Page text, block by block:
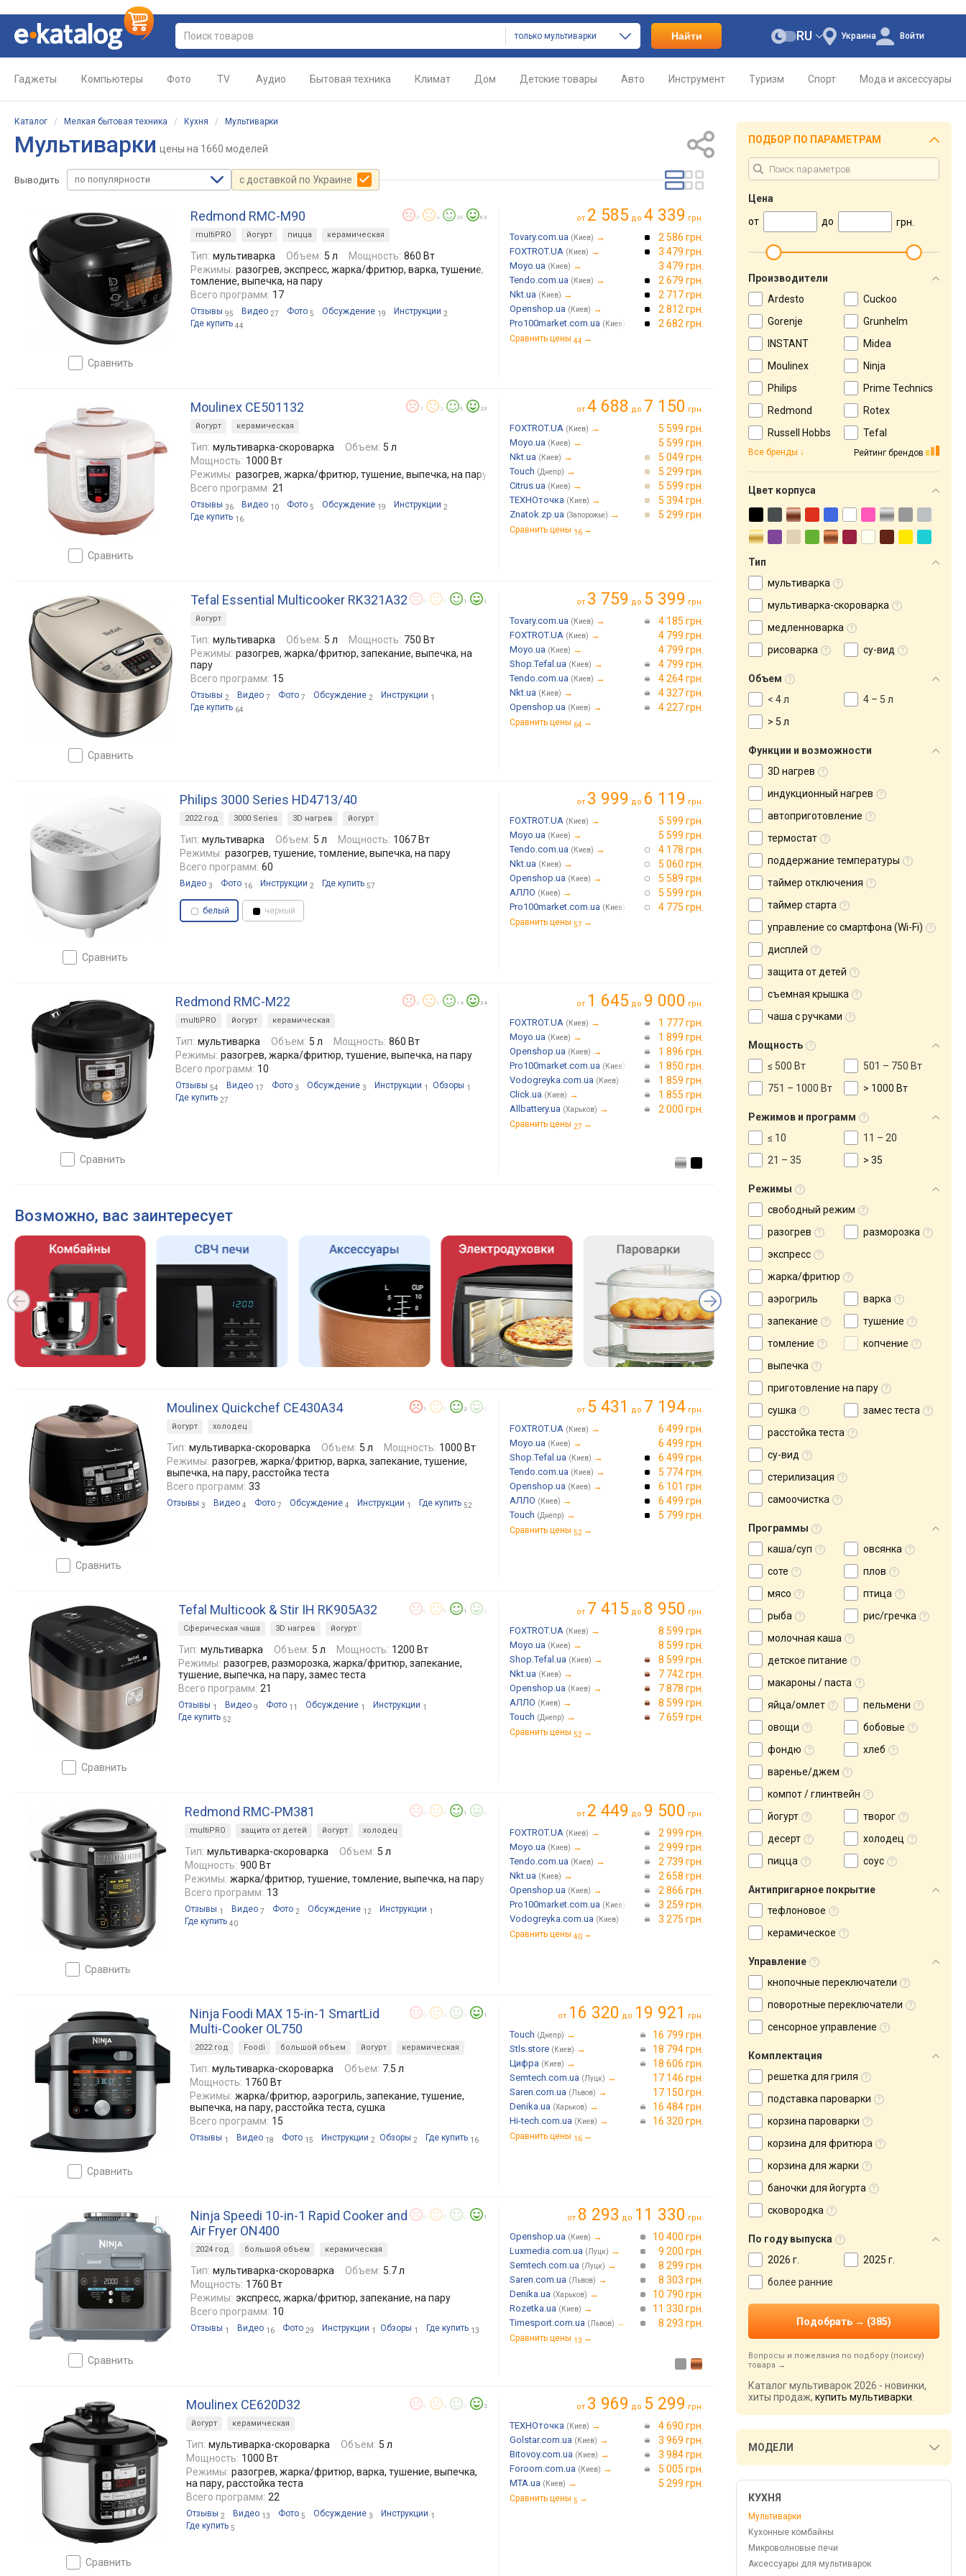
только мультиварки Найти Украина
RU Войти
Гаджеты Компьютеры Фото TV Аудио Бытовая техника Климат Дом Детские товары Авто Инструмент Туризм Спорт Мода и аксессуары
Каталог / Мелкая бытовая техника / Кухня / Мультиварки
Мультиварки цены на 1660 моделей
Выводить по популярности с доставкой по Украине
сравнить
Redmond RMC-M90 3 4 20 63
multiPRO йогурт пицца керамическая
Тип: мультиварка Объем: 5 л Мощность: 860 Вт
Режимы: разогрев, экспресс, жарка/фритюр, варка, тушение,
томление, выпечка, на пару
Всего программ: 17
Отзывы 95 Видео 27 Фото 5 Обсуждение 19 Инструкции 2
Где купить 44
от 2 585 до 4 339 грн.
Tovary.com.ua (Киев) → 2 586 грн.
FOXTROT.UA (Киев) → 3 479 грн.
Moyo.ua (Киев) → 3 479 грн.
Tendo.com.ua (Киев) → 2 679 грн.
Nkt.ua (Киев) → 2 717 грн.
Openshop.ua (Киев) → 2 812 грн.
Pro100market.com.ua (Киев) 2 682 грн.
Сравнить цены 44 →
сравнить
Moulinex CE501132 3 2 6 23
йогурт керамическая
Тип: мультиварка-скороварка Объем: 5 л
Мощность: 1000 Вт
Режимы: разогрев, жарка/фритюр, тушение, выпечка, на пару
Всего программ: 21
Отзывы 36 Видео 10 Фото 5 Обсуждение 19 Инструкции 2
Где купить 16
от 4 688 до 7 150 грн.
FOXTROT.UA (Киев) → 5 599 грн.
Moyo.ua (Киев) → 5 599 грн.
Nkt.ua (Киев) → 5 049 грн.
Touch (Днепр) → 5 299 грн.
Citrus.ua (Киев) → 5 599 грн.
ТЕХНОточка (Киев) → 5 394 грн.
Znatok.zp.ua (Запорожье) → 5 299 грн.
Сравнить цены 16 →
сравнить
Tefal Essential Multicooker RK321A32 1 1
йогурт
Тип: мультиварка Объем: 5 л Мощность: 750 Вт
Режимы: разогрев, жарка/фритюр, запекание, выпечка, на
пару
Всего программ: 15
Отзывы 2 Видео 7 Фото 7 Обсуждение 2 Инструкции 1
Где купить 64
от 3 759 до 5 399 грн.
Tovary.com.ua (Киев) → 4 185 грн.
FOXTROT.UA (Киев) → 4 799 грн.
Moyo.ua (Киев) → 4 799 грн.
Shop.Tefal.ua (Киев) → 4 799 грн.
Tendo.com.ua (Киев) → 4 264 грн.
Nkt.ua (Киев) → 4 327 грн.
Openshop.ua (Киев) → 4 227 грн.
Сравнить цены 64 →
сравнить
Philips 3000 Series HD4713/40
2022 год 3000 Series 3D нагрев йогурт
Тип: мультиварка Объем: 5 л Мощность: 1067 Вт
Режимы: разогрев, тушение, томление, выпечка, на пару
Всего программ: 60
Видео 3 Фото 16 Инструкции 2 Где купить 57
белый черный
от 3 999 до 6 119 грн.
FOXTROT.UA (Киев) → 5 599 грн.
Moyo.ua (Киев) → 5 599 грн.
Tendo.com.ua (Киев) → 4 178 грн.
Nkt.ua (Киев) → 5 060 грн.
Openshop.ua (Киев) → 5 589 грн.
АЛЛО (Киев) → 5 599 грн.
Pro100market.com.ua (Киев) 4 775 грн.
Сравнить цены 57 →
сравнить
Redmond RMC-M22 3 1 14 34
multiPRO йогурт керамическая
Тип: мультиварка Объем: 5 л Мощность: 860 Вт
Режимы: разогрев, жарка/фритюр, тушение, выпечка, на пару
Всего программ: 10
Отзывы 54 Видео 17 Фото 3 Обсуждение 3 Инструкции 1 Обзоры 1
Где купить 27
от 1 645 до 9 000 грн.
FOXTROT.UA (Киев) → 1 777 грн.
Moyo.ua (Киев) → 1 899 грн.
Openshop.ua (Киев) → 1 896 грн.
Pro100market.com.ua (Киев) 1 850 грн.
Vodogreyka.com.ua (Киев) → 1 859 грн.
Click.ua (Киев) → 1 855 грн.
Allbattery.ua (Харьков) → 2 000 грн.
Сравнить цены 27 →
Возможно, вас заинтересует
сравнить
Moulinex Quickchef CE430A34 1 2
йогурт холодец
Тип: мультиварка-скороварка Объем: 5 л Мощность: 1000 Вт
Режимы: разогрев, жарка/фритюр, варка, запекание, тушение,
выпечка, на пару, расстойка теста
Всего программ: 33
Отзывы 3 Видео 4 Фото 7 Обсуждение 4 Инструкции 1 Где купить 52
от 5 431 до 7 194 грн.
FOXTROT.UA (Киев) → 6 499 грн.
Moyo.ua (Киев) → 6 499 грн.
Shop.Tefal.ua (Киев) → 6 499 грн.
Tendo.com.ua (Киев) → 5 774 грн.
Openshop.ua (Киев) → 6 101 грн.
АЛЛО (Киев) → 6 499 грн.
Touch (Днепр) → 5 799 грн.
Сравнить цены 52 →
сравнить
Tefal Multicook & Stir IH RK905A32 1
Сферическая чаша 3D нагрев йогурт
Тип: мультиварка Объем: 5 л Мощность: 1200 Вт
Режимы: разогрев, разморозка, жарка/фритюр, запекание,
тушение, выпечка, на пару, замес теста
Всего программ: 21
Отзывы 1 Видео 9 Фото 11 Обсуждение 1 Инструкции 1
Где купить 52
от 7 415 до 8 950 грн.
FOXTROT.UA (Киев) → 8 599 грн.
Moyo.ua (Киев) → 8 599 грн.
Shop.Tefal.ua (Киев) → 8 599 грн.
Nkt.ua (Киев) → 7 742 грн.
Openshop.ua (Киев) → 7 878 грн.
АЛЛО (Киев) → 8 599 грн.
Touch (Днепр) → 7 659 грн.
Сравнить цены 52 →
сравнить
Redmond RMC-PM381 1
multiPRO защита от детей йогурт холодец
Тип: мультиварка-скороварка Объем: 5 л
Мощность: 900 Вт
Режимы: жарка/фритюр, тушение, томление, выпечка, на пару
Всего программ: 13
Отзывы 1 Видео 7 Фото 2 Обсуждение 12 Инструкции 1
Где купить 40
от 2 449 до 9 500 грн.
FOXTROT.UA (Киев) → 2 999 грн.
Moyo.ua (Киев) → 2 999 грн.
Tendo.com.ua (Киев) → 2 739 грн.
Nkt.ua (Киев) → 2 658 грн.
Openshop.ua (Киев) → 2 866 грн.
Pro100market.com.ua (Киев) 3 259 грн.
Vodogreyka.com.ua (Киев) → 3 275 грн.
Сравнить цены 40 →
сравнить
Ninja Foodi MAX 15-in-1 SmartLid
Multi-Cooker OL750
1
2022 год Foodi большой объем йогурт керамическая
Тип: мультиварка-скороварка Объем: 7.5 л
Мощность: 1760 Вт
Режимы: жарка/фритюр, аэрогриль, запекание, тушение,
выпечка, на пару, расстойка теста, сушка
Всего программ: 15
Отзывы 1 Видео 18 Фото 15 Инструкции 2 Обзоры 2 Где купить 16
от 16 320 до 19 921 грн.
Touch (Днепр) → 16 799 грн.
Stls.store (Киев) → 18 794 грн.
Цифра (Киев) → 18 606 грн.
Semtech.com.ua (Луцк) → 17 146 грн.
Saren.com.ua (Львов) → 17 150 грн.
Denika.ua (Харьков) → 16 484 грн.
Hi-tech.com.ua (Киев) → 16 320 грн.
Сравнить цены 16 →
сравнить
Ninja Speedi 10-in-1 Rapid Cooker and
Air Fryer ON400
1
2024 год большой объем керамическая
Тип: мультиварка-скороварка Объем: 5.7 л
Мощность: 1760 Вт
Режимы: экспресс, жарка/фритюр, запекание, на пару
Всего программ: 10
Отзывы 1 Видео 16 Фото 29 Инструкции 1 Обзоры 1 Где купить 13
от 8 293 до 11 330 грн.
Openshop.ua (Киев) → 10 400 грн.
Luxmedia.com.ua (Луцк) → 9 200 грн.
Semtech.com.ua (Луцк) → 8 299 грн.
Saren.com.ua (Львов) → 8 303 грн.
Denika.ua (Харьков) → 10 790 грн.
Rozetka.ua (Киев) → 11 330 грн.
Timesport.com.ua (Львов) → 8 293 грн.
Сравнить цены 13 →
сравнить
Moulinex CE620D32 2
йогурт керамическая
Тип: мультиварка-скороварка Объем: 5 л
Мощность: 1000 Вт
Режимы: разогрев, жарка/фритюр, варка, тушение, выпечка,
на пару, расстойка теста
Всего программ: 22
Отзывы 2 Видео 13 Фото 5 Обсуждение 3 Инструкции 1
Где купить 5
от 3 969 до 5 299 грн.
ТЕХНОточка (Киев) → 4 690 грн.
Golstar.com.ua (Киев) → 3 969 грн.
Bitovoy.com.ua (Киев) → 3 984 грн.
Foroom.com.ua (Киев) → 5 005 грн.
MTA.ua (Киев) → 5 299 грн.
Сравнить цены 5 →
ПОДБОР ПО ПАРАМЕТРАМ
Цена
от
до грн.
Производители
Ardesto
Cuckoo
Gorenje
Grunhelm
INSTANT
Midea
Moulinex
Ninja
Philips
Prime Technics
Redmond
Rotex
Russell Hobbs
Tefal
Рейтинг брендов
Все бренды
Цвет корпуса
Тип
мультиварка
мультиварка-скороварка
медленноварка
рисоварка
су-вид
Объем
< 4 л
4 – 5 л
> 5 л
Функции и возможности
3D нагрев
индукционный нагрев
автоприготовление
термостат
поддержание температуры
таймер отключения
таймер старта
управление со смартфона (Wi-Fi)
дисплей
защита от детей
съемная крышка
чаша с ручками
Мощность
≤ 500 Вт
501 – 750 Вт
751 – 1000 Вт
> 1000 Вт
Режимов и программ
≤ 10
11 – 20
21 – 35
> 35
Режимы
свободный режим
разогрев
разморозка
экспресс
жарка/фритюр
аэрогриль
варка
запекание
тушение
томление
копчение
выпечка
приготовление на пару
сушка
замес теста
расстойка теста
су-вид
стерилизация
самоочистка
Программы
каша/суп
овсянка
соте
плов
мясо
птица
рыба
рис/гречка
молочная каша
детское питание
макароны / паста
яйца/омлет
пельмени
овощи
бобовые
фондю
хлеб
варенье/джем
компот / глинтвейн
йогурт
творог
десерт
холодец
пицца
соус
Антипригарное покрытие
тефлоновое
керамическое
Управление
кнопочные переключатели
поворотные переключатели
сенсорное управление
Комплектация
решетка для гриля
подставка пароварки
корзина пароварки
корзина для фритюра
корзина для жарки
баночки для йогурта
сковородка
По году выпуска
2026 г.
2025 г.
более ранние
Вопросы и пожелания по подбору (поиску)
товара
Каталог мультиварок 2026 - новинки,
хиты продаж, купить мультиварки
МОДЕЛИ
КУХНЯ
Мультиварки
Кухонные комбайны
Микроволновые печи
Аксессуары для мультиварок